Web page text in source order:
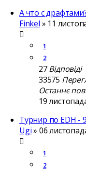
А что с
Finkel » 11
1
2
27Відповіді
33575
Останнє
19
Турнир по EDH -
Ugi» 06
1
2